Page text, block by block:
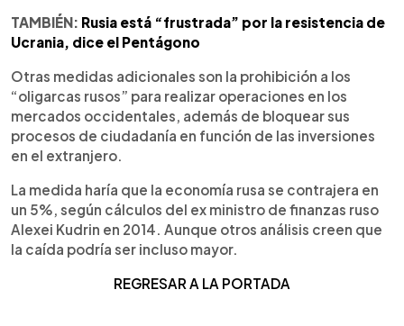
TAMBIÉN: Rusia está “frustrada” por la resistencia de
Ucrania, dice el Pentágono
Otras medidas adicionales son la prohibición a los
“oligarcas rusos” para realizar operaciones en los
mercados occidentales, además de bloquear sus
procesos de ciudadanía en función de las inversiones
en el extranjero.
La medida haría que la economía rusa se contrajera en
un 5%, según cálculos del ex ministro de finanzas ruso
Alexei Kudrin en 2014. Aunque otros análisis creen que
la caída podría ser incluso mayor.
REGRESAR A LA PORTADA